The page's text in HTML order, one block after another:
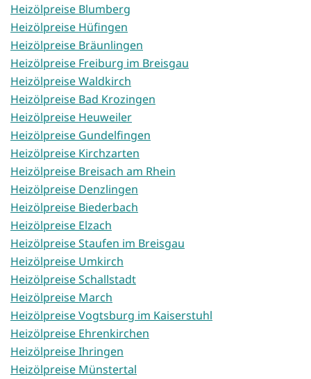
Heizölpreise Blumberg
Heizölpreise Hüfingen
Heizölpreise Bräunlingen
Heizölpreise Freiburg im Breisgau
Heizölpreise Waldkirch
Heizölpreise Bad Krozingen
Heizölpreise Heuweiler
Heizölpreise Gundelfingen
Heizölpreise Kirchzarten
Heizölpreise Breisach am Rhein
Heizölpreise Denzlingen
Heizölpreise Biederbach
Heizölpreise Elzach
Heizölpreise Staufen im Breisgau
Heizölpreise Umkirch
Heizölpreise Schallstadt
Heizölpreise March
Heizölpreise Vogtsburg im Kaiserstuhl
Heizölpreise Ehrenkirchen
Heizölpreise Ihringen
Heizölpreise Münstertal